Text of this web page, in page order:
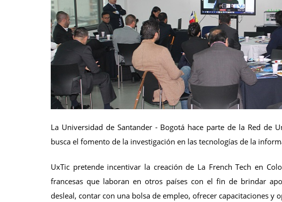
La Universidad de Santander - Bogotá hace parte de la Red de
busca el fomento de la investigación en las tecnologías de la
UxTic pretende incentivar la creación de La French Tech en
francesas que laboran en otros países con el fin de brindar
desleal, contar con una bolsa de empleo, ofrecer capacitaciones y